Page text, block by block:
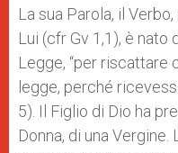
La sua Parola, il
Lui (cfr Gv 1,1), è nato
Legge, “per riscattare
legge, perché
5). Il Figlio di Dio ha
Donna, di una